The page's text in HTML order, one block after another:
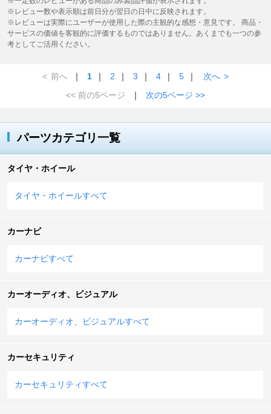
※レビュー数や表示順は前日分が翌日の日中に反映されます。
※レビューは実際にユーザーが使用した際の主観的な感想・意見です。 商品・
サービスの価値を客観的に評価するものではありません。あくまでも一つの参
考としてご活用ください。
< 前へ ｜ 1 ｜ 2 ｜ 3 ｜ 4 ｜ 5 ｜ 次へ >
<< 前の5ページ
｜ 次の5ページ >>
パーツカテゴリ一覧
タイヤ・ホイール
タイヤ・ホイールすべて
カーナビ
カーナビすべて
カーオーディオ、ビジュアル
カーオーディオ、ビジュアルすべて
カーセキュリティ
カーセキュリティすべて